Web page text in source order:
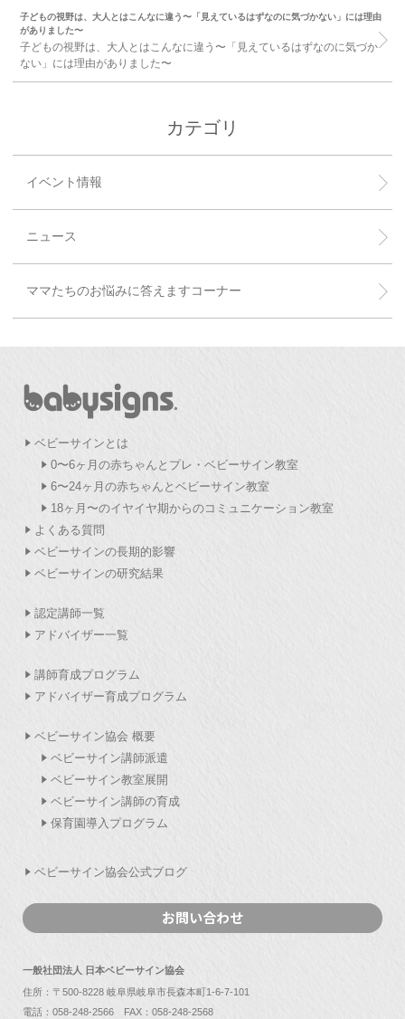
子どもの視野は、大人とはこんなに違う〜「見えているはずなのに気づかない」には理由
がありました〜
子どもの視野は、大人とはこんなに違う〜「見えているはずなのに気づか
ない」には理由がありました〜
カテゴリ
イベント情報
ニュース
ママたちのお悩みに答えますコーナー
ベビーサインとは
0〜6ヶ月の赤ちゃんとプレ・ベビーサイン教室
6〜24ヶ月の赤ちゃんとベビーサイン教室
18ヶ月〜のイヤイヤ期からのコミュニケーション教室
よくある質問
ベビーサインの長期的影響
ベビーサインの研究結果
認定講師一覧
アドバイザー一覧
講師育成プログラム
アドバイザー育成プログラム
ベビーサイン協会 概要
ベビーサイン講師派遣
ベビーサイン教室展開
ベビーサイン講師の育成
保育園導入プログラム
ベビーサイン協会公式ブログ
お問い合わせ
一般社団法人 日本ベビーサイン協会
住所：〒500-8228 岐阜県岐阜市長森本町1-6-7-101
電話： 058-248-2566 FAX：058-248-2568